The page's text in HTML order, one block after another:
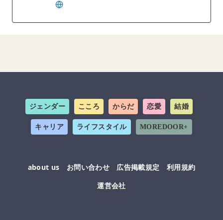
ジェンダー こころ からだ 恋愛 結婚
キャリア ライフスタイル MOREDOOR+
about us お問い合わせ 広告掲載規定
利用規約
運営会社